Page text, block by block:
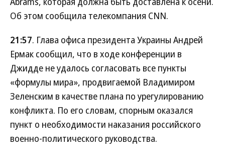
Об этом сообщила телекомпания CNN.
21:57. Глава офиса президента Украины Андрей
Ермак сообщил, что в ходе конференции в
Джидде не удалось согласовать все пункты
«формулы мира», продвигаемой Владимиром
Зеленским в качестве плана по урегулированию
конфликта. По его словам, спорным оказался
пункт о необходимости наказания российского
военно-политического руководства.